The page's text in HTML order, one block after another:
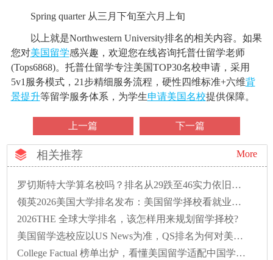
Spring quarter 从三月下旬至六月上旬
以上就是Northwestern University排名的相关内容。如果
您对美国留学感兴趣，欢迎您在线咨询托普仕留学老师
(Tops6868)。托普仕留学专注美国TOP30名校申请，采用
5v1服务模式，21步精细服务流程，硬性四维标准+六维背
景提升等留学服务体系，为学生申请美国名校提供保障。
上一篇 下一篇
相关推荐 More
罗切斯特大学算名校吗？排名从29跌至46实力依旧硬核
领英2026美国大学排名发布：美国留学择校看就业性价比的时代已来
2026THE 全球大学排名，该怎样用来规划留学择校?
美国留学选校应以US News为准，QS排名为何对美校不友好？
College Factual 榜单出炉，看懂美国留学适配中国学生优质院校排名